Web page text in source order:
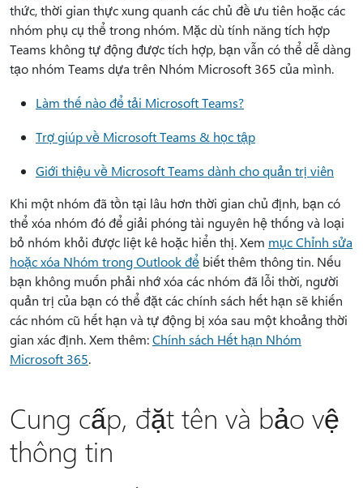
thức, thời gian thực xung quanh các chủ đề ưu tiên hoặc các
nhóm phụ cụ thể trong nhóm. Mặc dù tính năng tích hợp
Teams không tự động được tích hợp, bạn vẫn có thể dễ dàng
tạo nhóm Teams dựa trên Nhóm Microsoft 365 của mình.
Làm thế nào để tải Microsoft Teams?
Trợ giúp về Microsoft Teams & học tập
Giới thiệu về Microsoft Teams dành cho quản trị viên
Khi một nhóm đã tồn tại lâu hơn thời gian chủ định, bạn có
thể xóa nhóm đó để giải phóng tài nguyên hệ thống và loại
bỏ nhóm khỏi được liệt kê hoặc hiển thị. Xem mục Chỉnh sửa
hoặc xóa Nhóm trong Outlook để biết thêm thông tin. Nếu
bạn không muốn phải nhớ xóa các nhóm đã lỗi thời, người
quản trị của bạn có thể đặt các chính sách hết hạn sẽ khiến
các nhóm cũ hết hạn và tự động bị xóa sau một khoảng thời
gian xác định. Xem thêm:Chính sách Hết hạn Nhóm
Microsoft 365.
Cung cấp, đặt tên và bảo vệ
thông tin